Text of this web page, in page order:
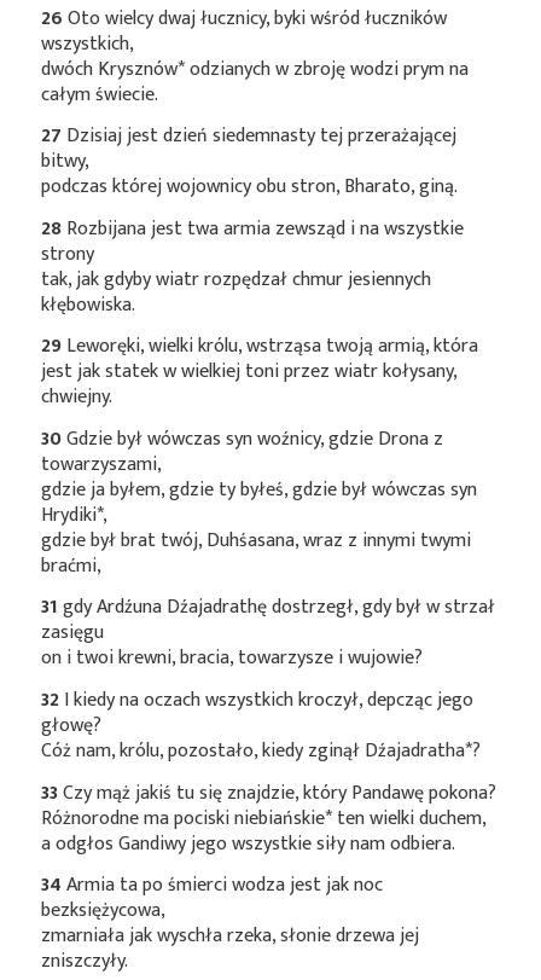
26Oto wielcy dwaj łucznicy, byki wśród łuczników
wszystkich,
dwóchKrysznów*odzianych w zbroję wodzi prym na
całym świecie.
27 Dzisiaj jest dzień siedemnasty tej przerażającej
bitwy,
podczas której wojownicy obu stron, Bharato, giną.
28Rozbijana jest twa armia zewsząd i na wszystkie
strony
tak, jak gdyby wiatr rozpędzał chmur jesiennych
kłębowiska.
29Leworęki, wielki królu, wstrząsa twoją armią, która
jest jak statek w wielkiej toni przez wiatr kołysany,
chwiejny.
30Gdzie był wówczas syn woźnicy, gdzie Drona z
towarzyszami,
gdzie ja byłem, gdzie ty byłeś, gdzie był wówczas syn
Hrydiki*,
gdzie był brat twój, Duhśasana, wraz z innymi twymi
braćmi,
31gdy Ardźuna Dźajadrathę dostrzegł, gdy był w strzał
zasięgu
on i twoi krewni, bracia, towarzysze i wujowie?
32I kiedy na oczach wszystkich kroczył, depcząc jego
głowę?
Cóż nam, królu, pozostało, kiedy zginąłDźajadratha*?
33Czy mąż jakiś tu się znajdzie, który Pandawę pokona?
Różnorodne ma pociskiniebiańskie*ten wielki duchem,
a odgłos Gandiwy jego wszystkie siły nam odbiera.
34Armia ta po śmierci wodza jest jak noc
bezksiężycowa,
zmarniała jak wyschła rzeka, słonie drzewa jej
zniszczyły.